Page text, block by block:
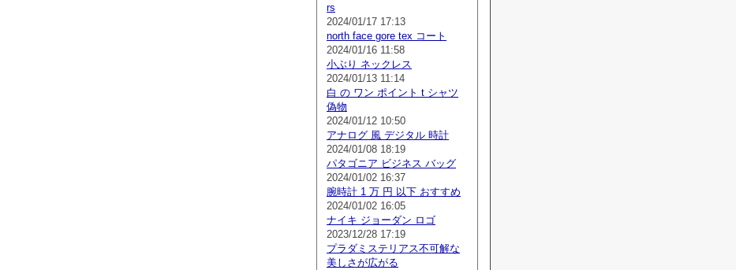
rs
2024/01/17 17:13
north face gore tex コート
2024/01/16 11:58
小ぶり ネックレス
2024/01/13 11:14
白 の ワン ポイント t シャツ
偽物
2024/01/12 10:50
アナログ 風 デジタル 時計
2024/01/08 18:19
パタゴニア ビジネス バッグ
2024/01/02 16:37
腕時計 1 万 円 以下 おすすめ
2024/01/02 16:05
ナイキ ジョーダン ロゴ
2023/12/28 17:19
プラダミステリアス不可解な
美しさが広がる